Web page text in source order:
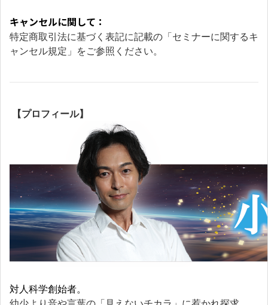
キャンセルに関して：
特定商取引法に基づく表記に記載の「セミナーに関するキ
ャンセル規定」をご参照ください。
【プロフィール】
対人科学創始者。